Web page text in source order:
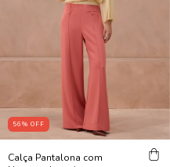
56% OFF
Calça Pantalona com